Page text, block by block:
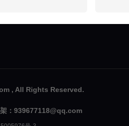
, All Rights Reserved.
：939677118@qq.com